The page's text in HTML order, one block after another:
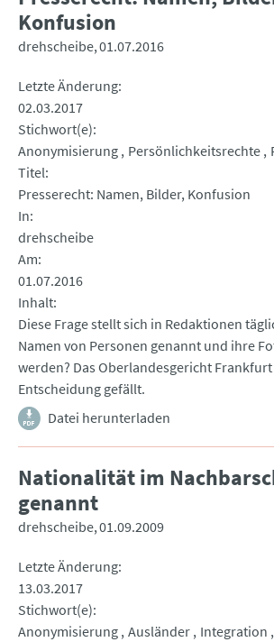
Konfusion
drehscheibe 01.07.2016
Letzte Änderung
02.03.2017
Stichwort(e)
Anonymisierung Persönlichkeitsrechte
Titel
Presserecht: Namen, Bilder, Konfusion
In
drehscheibe
Am
01.07.2016
Inhalt
Diese Frage stellt sich in Redaktionen
Namen von Personen genannt und ihre
werden? Das Oberlandesgericht
Entscheidung gefällt.
Datei herunterladen
Nationalität im
genannt
drehscheibe 01.09.2009
Letzte Änderung
13.03.2017
Stichwort(e)
Anonymisierung Ausländer Integration